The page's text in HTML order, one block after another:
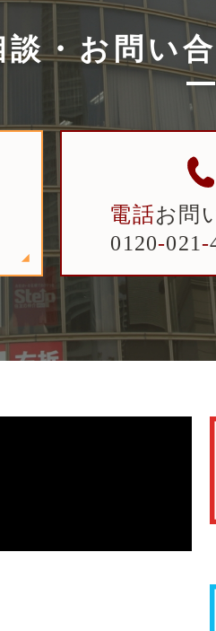
談・お問い合